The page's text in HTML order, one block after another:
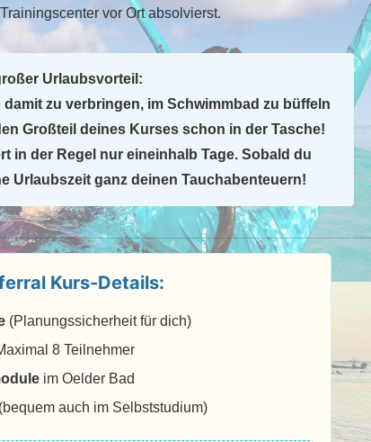
vor Ort absolvierst.
Urlaubsvorteil:
zu verbringen, im Schwimmbad zu büffeln
Großteil deines Kurses schon in der Tasche!
in der Regel nur eineinhalb Tage. Sobald du
Urlaubszeit ganz deinen Tauchabenteuern!
Kurs-Details:
(Planungssicherheit für dich)
8 Teilnehmer
im Oelder Bad
(bequem auch im Selbststudium)